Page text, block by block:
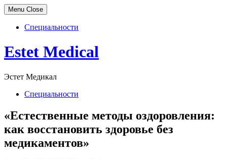
Menu Close
Специальности
Skip
to
Estet Medical
Эстет Медикал
Специальности
«Естественные методы оздоровления:
как восстановить здоровье без
медикаментов»